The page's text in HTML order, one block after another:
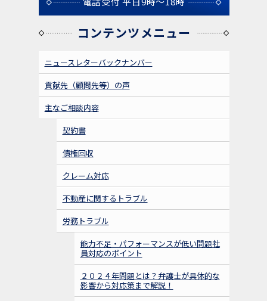
コンテンツメニュー
ニュースレターバックナンバー
貢献先（顧問先等）の声
主なご相談内容
契約書
債権回収
クレーム対応
不動産に関するトラブル
労務トラブル
能力不足・パフォーマンスが低い問題社
員対応のポイント
２０２４年問題とは？弁護士が具体的な
影響から対応策まで解説！